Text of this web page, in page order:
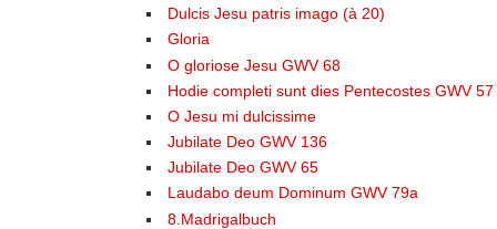
Dulcis Jesu patris imago (à 20)
Gloria
O gloriose Jesu GWV 68
Hodie completi sunt dies Pentecostes GWV 57
O Jesu mi dulcissime
Jubilate Deo GWV 136
Jubilate Deo GWV 65
Laudabo deum Dominum GWV 79a
8.Madrigalbuch